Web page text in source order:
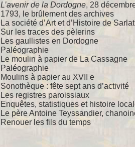
L’avenir de la Dordogne, 28
1793, le brûlement des archives
La société d’Art et d’Histoire de
Sur les traces des pèlerins
Les gaullistes en Dordogne
Paléographie
Le moulin à papier de La Cassagne
Paléographie
Moulins à papier au XVII e
Sonothèque : fête sept ans d’activité
Les registres paroissiaux
Enquêtes, statistiques et histoire
Le père Antoine Teyssandier,
Renouer les fils du temps